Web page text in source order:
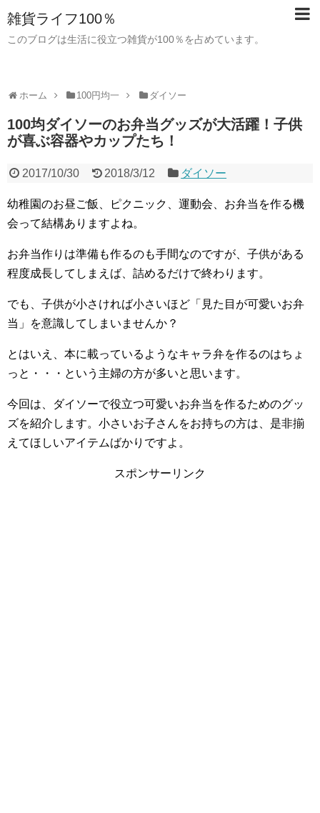
雑貨ライフ100％
このブログは生活に役立つ雑貨が100％を占めています。
ホーム 100円均一 ダイソー
100均ダイソーのお弁当グッズが大活躍！子供
が喜ぶ容器やカップたち！
2017/10/30 2018/3/12 ダイソー
幼稚園のお昼ご飯、ピクニック、運動会、お弁当を作る機
会って結構ありますよね。
お弁当作りは準備も作るのも手間なのですが、子供がある
程度成長してしまえば、詰めるだけで終わります。
でも、子供が小さければ小さいほど「見た目が可愛いお弁
当」を意識してしまいませんか？
とはいえ、本に載っているようなキャラ弁を作るのはちょ
っと・・・という主婦の方が多いと思います。
今回は、ダイソーで役立つ可愛いお弁当を作るためのグッ
ズを紹介します。小さいお子さんをお持ちの方は、是非揃
えてほしいアイテムばかりですよ。
スポンサーリンク